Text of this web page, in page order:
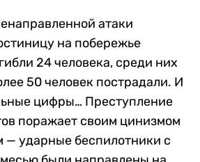
атаки
на побережье
24 человека, среди них
50 человек пострадали. И
цифры… Преступление
поражает своим цинизмом
— ударные беспилотники с